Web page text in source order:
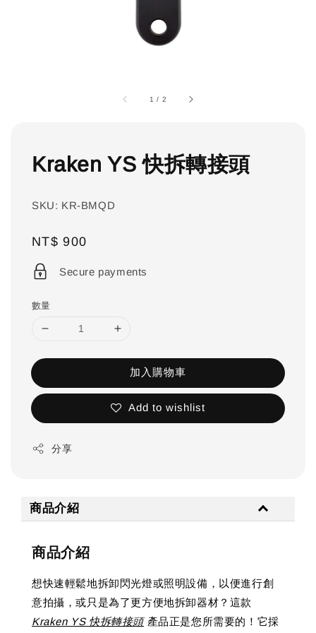
1 / 2
Kraken YS 快拆轉接頭
SKU: KR-BMQD
Regular
price
NT$ 900
Secure payments
數量
加入購物車
Add to wishlist
分享
商品介紹
商品介紹
想快速輕鬆地拆卸閃光燈或照明設備，以便進行創
意拍攝，或只是為了更方便地拆卸器材？這款
Kraken YS 快拆轉接頭產品正是您所需要的！它採